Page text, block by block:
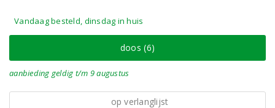
Vandaag besteld, dinsdag in huis
doos (6)
aanbieding geldig t/m 9 augustus
op verlanglijst